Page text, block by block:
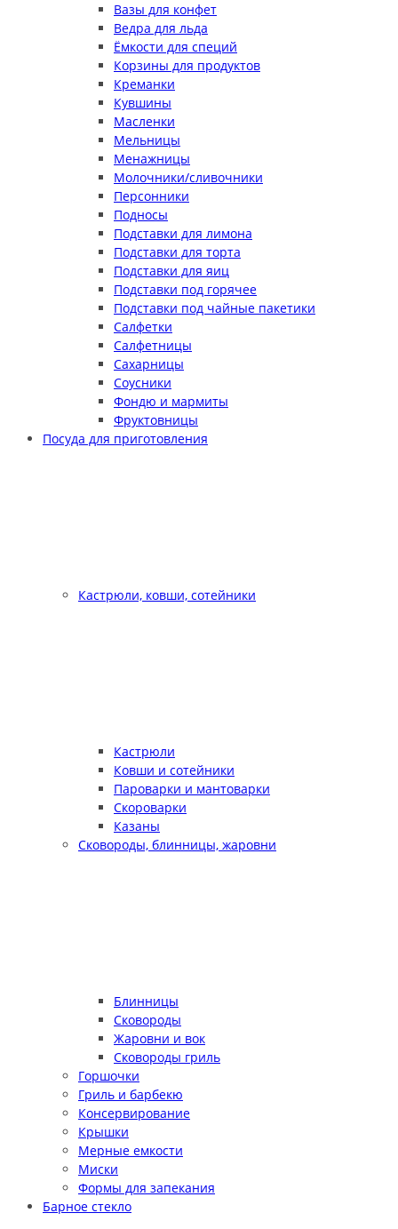
Вазы для конфет
Ведра для льда
Ёмкости для специй
Корзины для продуктов
Креманки
Кувшины
Масленки
Мельницы
Менажницы
Молочники/сливочники
Персонники
Подносы
Подставки для лимона
Подставки для торта
Подставки для яиц
Подставки под горячее
Подставки под чайные пакетики
Салфетки
Салфетницы
Сахарницы
Соусники
Фондю и мармиты
Фруктовницы
Посуда для приготовления
Кастрюли, ковши, сотейники
Кастрюли
Ковши и сотейники
Пароварки и мантоварки
Скороварки
Казаны
Сковороды, блинницы, жаровни
Блинницы
Сковороды
Жаровни и вок
Сковороды гриль
Горшочки
Гриль и барбекю
Консервирование
Крышки
Мерные емкости
Миски
Формы для запекания
Барное стекло